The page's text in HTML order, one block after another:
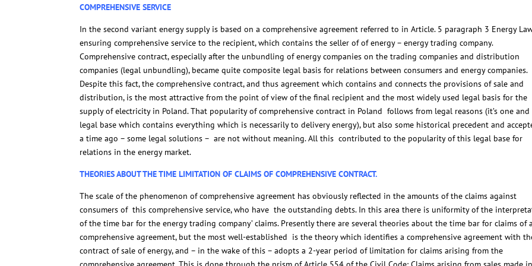
COMPREHENSIVE SERVICE
In the second variant energy supply is based on a comprehensive agreement referred to in Article. 5 paragraph 3 Energy
ensuring comprehensive service to the recipient, which contains the seller of of energy – energy trading company.
Comprehensive contract, especially after the unbundling of energy companies on the trading companies and distribution
companies (legal unbundling), became quite composite legal basis for relations between consumers and energy companies.
Despite this fact, the comprehensive contract, and thus agreement which contains and connects the provisions of sale and
distribution, is the most attractive from the point of view of the final recipient and the most widely used legal basis for the
supply of electricity in Poland. That popularity of comprehensive contract in Poland follows from legal reasons (it’s one
legal base which contains everything which is necessarily to delivery energy), but also some historical precedent and
a time ago – some legal solutions – are not without meaning. All this contributed to the popularity of this legal base for
relations in the energy market.
THEORIES ABOUT THE TIME LIMITATION OF CLAIMS OF COMPREHENSIVE CONTRACT.
The scale of the phenomenon of comprehensive agreement has obviously reflected in the amounts of the claims against
consumers of this comprehensive service, who have the outstanding debts. In this area there is uniformity of the
of the time bar for the energy trading company’ claims. Presently there are several theories about the time bar for claims of a
comprehensive agreement, but the most well-established is the theory which identifies a comprehensive agreement with
contract of sale of energy, and – in the wake of this – adopts a 2-year period of limitation for claims arising from the